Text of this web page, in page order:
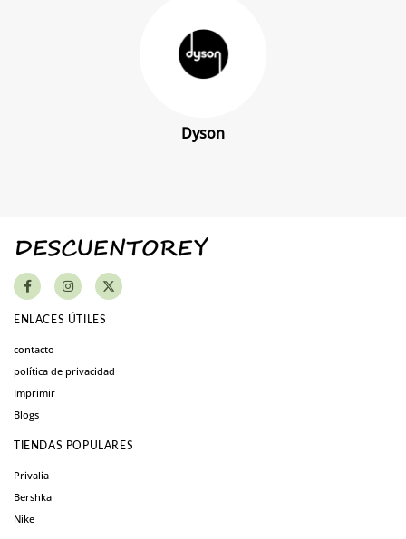
Dyson
ENLACES ÚTILES
contacto
política de privacidad
Imprimir
Blogs
TIENDAS POPULARES
Privalia
Bershka
Nike